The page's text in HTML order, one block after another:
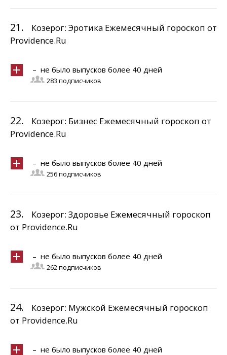
21.
Козерог: Эротика Ежемесячный гороскоп от
Providence.Ru
– не было выпусков более 40 дней
283 подписчиков
22.
Козерог: Бизнес Ежемесячный гороскоп от
Providence.Ru
– не было выпусков более 40 дней
256 подписчиков
23.
Козерог: Здоровье Ежемесячный гороскоп
от Providence.Ru
– не было выпусков более 40 дней
262 подписчиков
24.
Козерог: Мужской Ежемесячный гороскоп
от Providence.Ru
– не было выпусков более 40 дней